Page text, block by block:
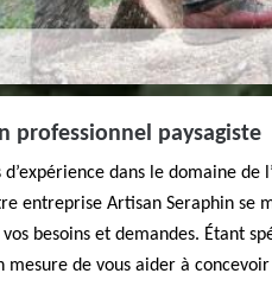
professionnel paysagiste
dans le domaine de
entreprise Artisan Seraphin se
besoins et demandes. Étant
mesure de vous aider à